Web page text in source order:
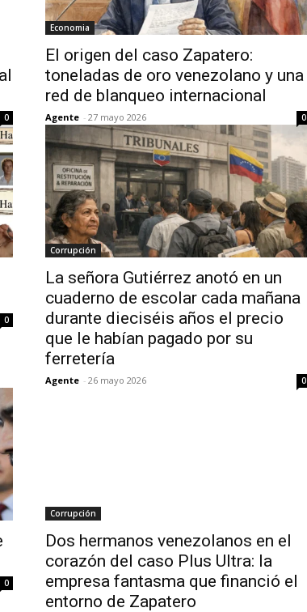
0
Economia
El origen del caso Zapatero:
toneladas de oro venezolano y una
red de blanqueo internacional
Agente - 27 mayo 2026 0
0
Corrupción
La señora Gutiérrez anotó en un
cuaderno de escolar cada mañana
durante dieciséis años el precio
que le habían pagado por su
ferretería
Agente - 26 mayo 2026 0
0
Corrupción
Dos hermanos venezolanos en el
corazón del caso Plus Ultra: la
empresa fantasma que financió el
entorno de Zapatero